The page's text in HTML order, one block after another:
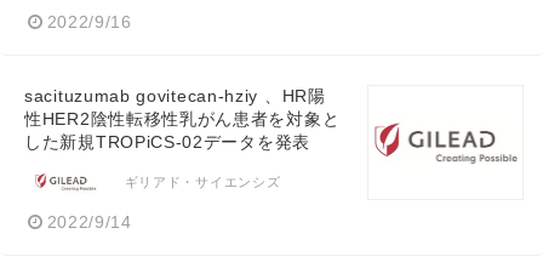
2022/9/16
sacituzumab govitecan-hziy 、HR陽
性HER2陰性転移性乳がん患者を対象と
した新規TROPiCS-02データを発表
ギリアド・サイエンシズ
2022/9/14